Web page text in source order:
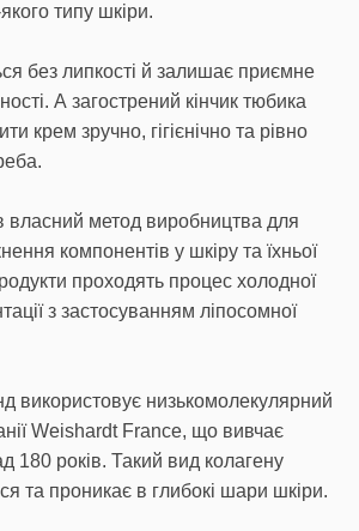
типу шкіри.
без липкості й залишає приємне
А загострений кінчик тюбика
крем зручно, гігієнічно та рівно
власний метод виробництва для
компонентів у шкіру та їхньої
проходять процес холодної
з застосуванням ліпосомної
використовує низькомолекулярний
Weishardt France, що вивчає
180 років. Такий вид колагену
та проникає в глибокі шари шкіри.